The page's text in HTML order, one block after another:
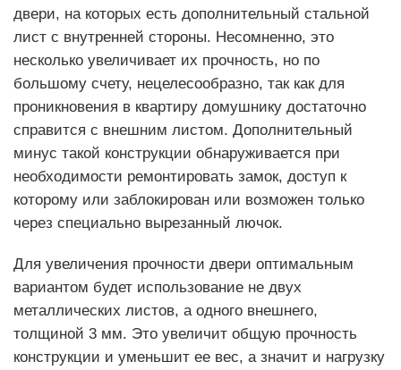
двери, на которых есть дополнительный стальной
лист с внутренней стороны. Несомненно, это
несколько увеличивает их прочность, но по
большому счету, нецелесообразно, так как для
проникновения в квартиру домушнику достаточно
справится с внешним листом. Дополнительный
минус такой конструкции обнаруживается при
необходимости ремонтировать замок, доступ к
которому или заблокирован или возможен только
через специально вырезанный лючок.
Для увеличения прочности двери оптимальным
вариантом будет использование не двух
металлических листов, а одного внешнего,
толщиной 3 мм. Это увеличит общую прочность
конструкции и уменьшит ее вес, а значит и нагрузку